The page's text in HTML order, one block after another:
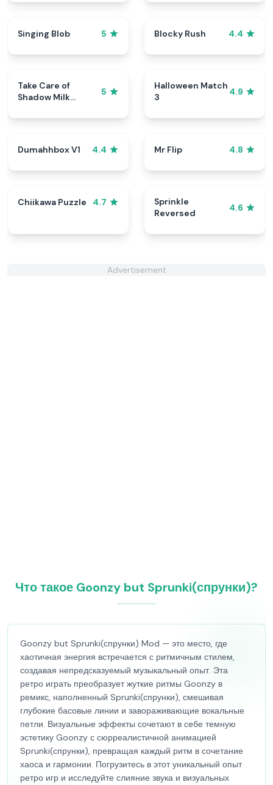
Singing Blob 5 Blocky Rush 4.4
Take Care of
Shadow Milk
5
Halloween Match
3
4.9
Dumahhbox V1 4.4 Mr Flip 4.8
Chiikawa Puzzle 4.7
Sprinkle
Reversed
4.6
Advertisement
Что такое Goonzy but Sprunki(спрунки)?
Goonzy but Sprunki(спрунки) Mod — это место, где
хаотичная энергия встречается с ритмичным стилем,
создавая непредсказуемый музыкальный опыт. Эта
ретро играть преобразует жуткие ритмы Goonzy в
ремикс, наполненный Sprunki(спрунки), смешивая
глубокие басовые линии и завораживающие вокальные
петли. Визуальные эффекты сочетают в себе темную
эстетику Goonzy с сюрреалистичной анимацией
Sprunki(спрунки), превращая каждый ритм в сочетание
хаоса и гармонии. Погрузитесь в этот уникальный опыт
ретро игр и исследуйте слияние звука и визуальных